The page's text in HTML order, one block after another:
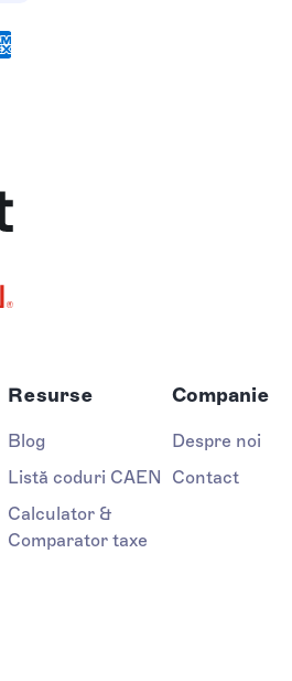
Resurse
Blog
Listă coduri CAEN
Calculator &
Comparator taxe
Companie
Despre noi
Contact